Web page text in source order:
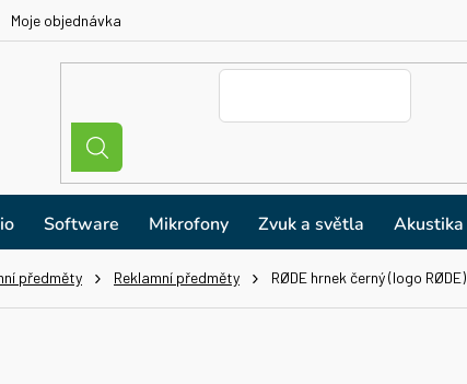
Moje objednávka
Software Mikrofony Zvuk a světla Akustika
předměty Reklamní předměty RØDE hrnek černý (logo RØDE)